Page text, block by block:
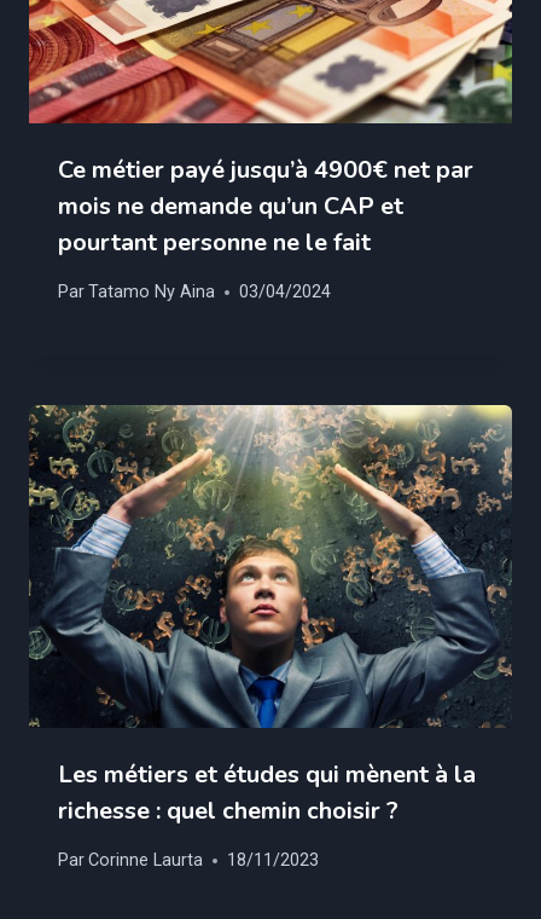
Ce métier payé jusqu’à 4900€ net par
mois ne demande qu’un CAP et
pourtant personne ne le fait
ParTatamo Ny Aina 03/04/2024
Les métiers et études qui mènent à la
richesse : quel chemin choisir ?
ParCorinne Laurta 18/11/2023